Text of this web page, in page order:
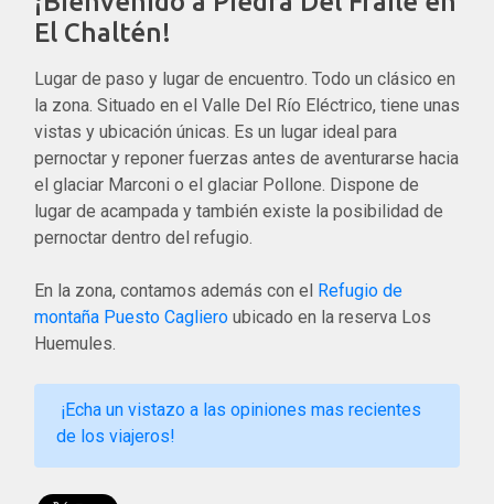
El Chaltén!
Lugar de paso y lugar de encuentro. Todo un clásico en
la zona. Situado en el Valle Del Río Eléctrico, tiene unas
vistas y ubicación únicas. Es un lugar ideal para
pernoctar y reponer fuerzas antes de aventurarse hacia
el glaciar Marconi o el glaciar Pollone. Dispone de
lugar de acampada y también existe la posibilidad de
pernoctar dentro del refugio.
En la zona, contamos además con el
Refugio de
montaña Puesto Cagliero ubicado en la reserva Los
Huemules.
¡Echa un vistazo a las opiniones mas recientes
de los viajeros!